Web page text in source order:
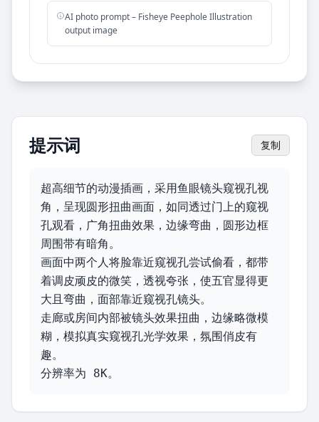
AI photo prompt – Fisheye Peephole Illustration
output image
提示词 复制
超高细节的动漫插画，采用鱼眼镜头窥视孔视
角，呈现圆形扭曲画面，如同透过门上的窥视
孔观看，广角扭曲效果，边缘弯曲，圆形边框
周围带有暗角。
画面中两个人将脸靠近窥视孔尝试偷看，都带
着调皮顽皮的微笑，透视夸张，使五官显得更
大且弯曲，面部靠近窥视孔镜头。
走廊或房间内部被镜头效果扭曲，边缘略微模
糊，模拟真实窥视孔光学效果，氛围俏皮有
趣。
分辨率为 8K。